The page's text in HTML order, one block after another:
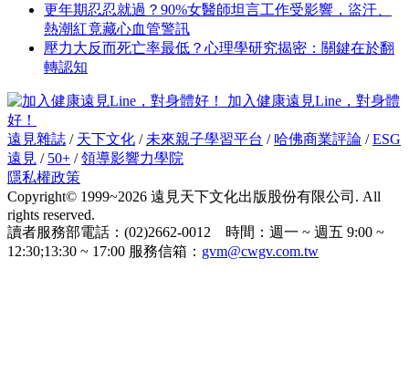
更年期忍忍就過？90%女醫師坦言工作受影響，盜汗、
熱潮紅竟藏心血管警訊
壓力大反而死亡率最低？心理學研究揭密：關鍵在於翻
轉認知
加入健康遠見Line，對身體
好！
遠見雜誌 / 天下文化 / 未來親子學習平台 / 哈佛商業評論 /ESG
遠見 / 50+ /領導影響力學院
隱私權政策
Copyright© 1999~2026 遠見天下文化出版股份有限公司. All
rights reserved.
讀者服務部電話：(02)2662-0012 時間：週一 ~ 週五 9:00 ~
12:30;13:30 ~ 17:00 服務信箱： gvm@cwgv.com.tw